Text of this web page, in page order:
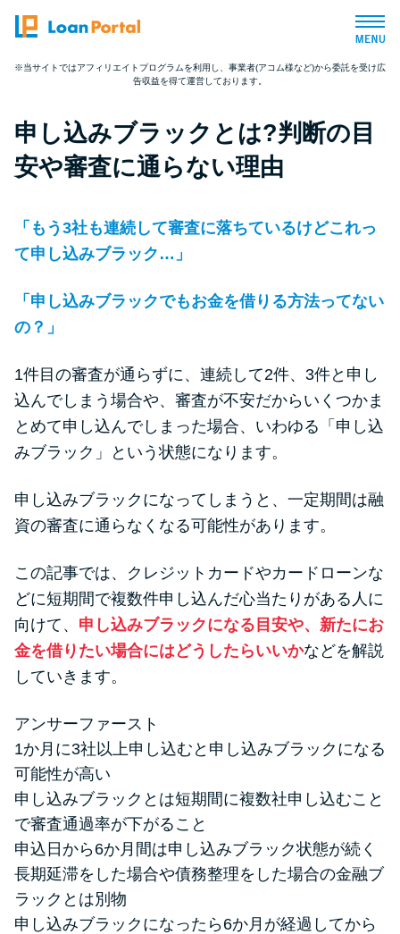
トップページ
おすすめコンテンツ
とにかくすぐ借りたい方向け
バレずに借りたい方向け
便利なコンテンツ
カードローン診断
カードローンQ&A
リボ払いをそのまま払いきると
損！
得した話
ードローン
特集ページ一覧
種類や特徴で探す
※当サイトではアフィリエイトプログラムを利用し、事業者(アコム様など)から委託を受け広
告収益を得て運営しております。
申し込みブラックとは?判断の目
安や審査に通らない理由
「もう3社も連続して審査に落ちているけどこれっ
て申し込みブラック…」
「申し込みブラックでもお金を借りる方法ってない
の？」
1件目の審査が通らずに、連続して2件、3件と申し
込んでしまう場合や、審査が不安だからいくつかま
とめて申し込んでしまった場合、いわゆる「申し込
みブラック」という状態になります。
申し込みブラックになってしまうと、一定期間は融
資の審査に通らなくなる可能性があります。
この記事では、クレジットカードやカードローンな
どに短期間で複数件申し込んだ心当たりがある人に
向けて、 申し込みブラックになる目安や、新たにお
金を借りたい場合にはどうしたらいいかなどを解説
していきます。
アンサーファースト
1か月に3社以上申し込むと申し込みブラックになる
可能性が高い
申し込みブラックとは短期間に複数社申し込むこと
で審査通過率が下がること
申込日から6か月間は申し込みブラック状態が続く
長期延滞をした場合や債務整理をした場合の金融ブ
ラックとは別物
申し込みブラックになったら6か月が経過してから